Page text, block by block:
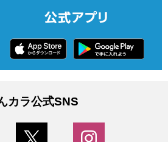
カラ公式SNS